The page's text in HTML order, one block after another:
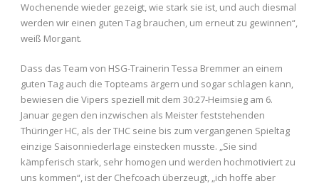
Wochenende wieder gezeigt, wie stark sie ist, und auch diesmal
werden wir einen guten Tag brauchen, um erneut zu gewinnen“,
weiß Morgant.
Dass das Team von HSG-Trainerin Tessa Bremmer an einem
guten Tag auch die Topteams ärgern und sogar schlagen kann,
bewiesen die Vipers speziell mit dem 30:27-Heimsieg am 6.
Januar gegen den inzwischen als Meister feststehenden
Thüringer HC, als der THC seine bis zum vergangenen Spieltag
einzige Saisonniederlage einstecken musste. „Sie sind
kämpferisch stark, sehr homogen und werden hochmotiviert zu
uns kommen“, ist der Chefcoach überzeugt, „ich hoffe aber